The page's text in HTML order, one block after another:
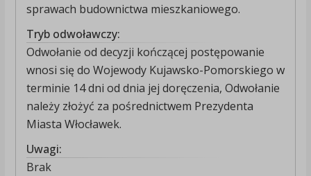
sprawach budownictwa mieszkaniowego.
Tryb odwoławczy:
Odwołanie od decyzji kończącej postępowanie
wnosi się do Wojewody Kujawsko-Pomorskiego w
terminie 14 dni od dnia jej doręczenia, Odwołanie
należy złożyć za pośrednictwem Prezydenta
Miasta Włocławek.
Uwagi:
Brak